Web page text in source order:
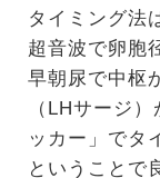
タイミング法
超音波で卵胞
早朝尿で中枢
（LHサージ
ッカー」でタ
ということで